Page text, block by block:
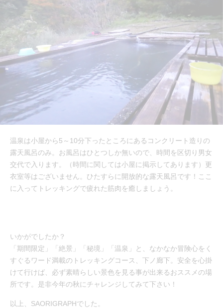
温泉は小屋から5～10分下ったところにあるコンクリート造りの
露天風呂のみ。お風呂はひとつしか無いので、時間を区切り男女
交代で入ります。（時間に関しては小屋に掲示してあります）更
衣室等はございません。ひたすらに開放的な露天風呂です！ここ
に入ってトレッキングで疲れた筋肉を癒しましょう。
いかがでしたか？
「期間限定」「絶景」「秘境」「温泉」と、なかなか冒険心をく
すぐるワード満載のトレッキングコース、下ノ廊下。安全を心掛
けて行けば、必ず素晴らしい景色を見る事が出来るおススメの場
所です。是非今年の秋にチャレンジしてみて下さい！
以上、SAORIGRAPHでした。